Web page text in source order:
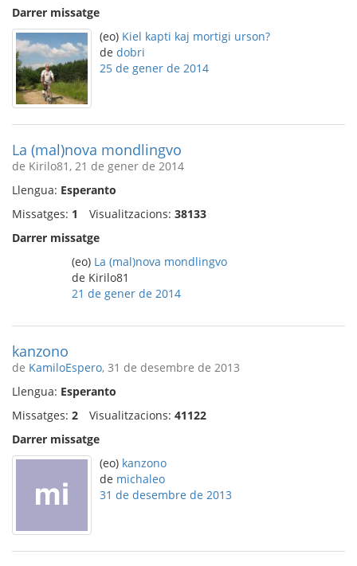
Darrer missatge
(eo) Kiel kapti kaj mortigi urson?
de dobri
25 de gener de 2014
La (mal)nova mondlingvo
de Kirilo81, 21 de gener de 2014
Llengua: Esperanto
Missatges: 1 Visualitzacions: 38133
Darrer missatge
(eo) La (mal)nova mondlingvo
de Kirilo81
21 de gener de 2014
kanzono
de KamiloEspero, 31 de desembre de 2013
Llengua: Esperanto
Missatges: 2 Visualitzacions: 41122
Darrer missatge
(eo) kanzono
de michaleo
31 de desembre de 2013